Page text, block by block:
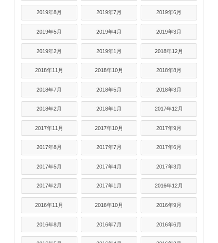
2019年8月 2019年7月 2019年6月
2019年5月 2019年4月 2019年3月
2019年2月 2019年1月 2018年12月
2018年11月 2018年10月 2018年8月
2018年7月 2018年5月 2018年3月
2018年2月 2018年1月 2017年12月
2017年11月 2017年10月 2017年9月
2017年8月 2017年7月 2017年6月
2017年5月 2017年4月 2017年3月
2017年2月 2017年1月 2016年12月
2016年11月 2016年10月 2016年9月
2016年8月 2016年7月 2016年6月